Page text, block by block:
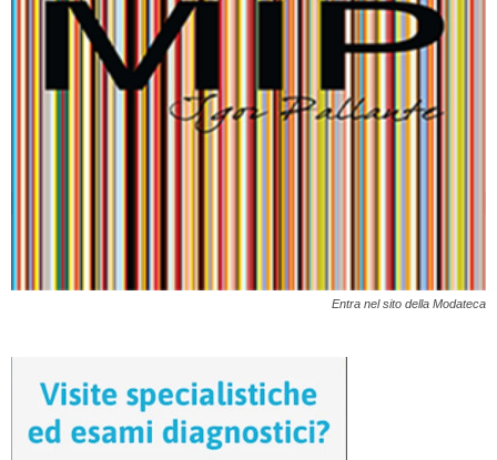
Entra nel sito della Modateca